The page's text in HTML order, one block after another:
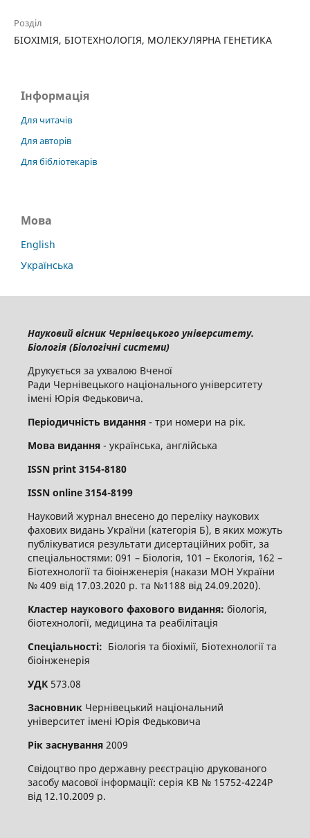
Розділ
БІОХІМІЯ, БІОТЕХНОЛОГІЯ, МОЛЕКУЛЯРНА ГЕНЕТИКА
Інформація
Для читачів
Для авторів
Для бібліотекарів
Мова
English
Українська
Науковий вісник Чернівецького університету.
Біологія (Біологічні системи)
Друкується за ухвалою Вченої
Ради Чернівецького національного університету
імені Юрія Федьковича.
Періодичність видання- три номери на рік.
Мова видання- українська, англійська
ISSN print 3154-8180
ISSN online3154-8199
Науковий журнал внесено до переліку наукових
фахових видань України (категорія Б), в яких можуть
публікуватися результати дисертаційних робіт, за
спеціальностями: 091 – Біологія, 101 – Екологія, 162 –
Біотехнології та біоінженерія (накази МОН України
№ 409 від 17.03.2020 р. та №1188 від 24.09.2020).
Кластер наукового фахового видання: біологія,
біотехнології, медицина та реабілітація
Спеціальності: Біологія та біохімії, Біотехнології та
біоінженерія
УДК 573.08
Засновник Чернівецький національний
університет імені Юрія Федьковича
Рік заснування2009
Свідоцтво про державну реєстрацію друкованого
засобу масової інформації: серія КВ № 15752-4224Р
від 12.10.2009 р.